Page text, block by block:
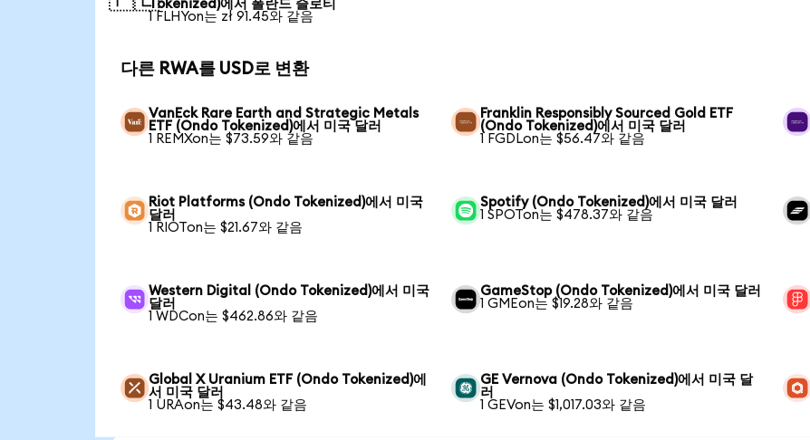
Tokenized)에서 폴란드 즐로티
1 FLHYon는 zł 91.45와 같음
다른 RWA를 USD로 변환
VanEck Rare Earth and Strategic Metals
ETF (Ondo Tokenized)에서 미국 달러
1 REMXon는 $73.59와 같음
Franklin Responsibly Sourced Gold ETF
(Ondo Tokenized)에서 미국 달러
1 FGDLon는 $56.47와 같음
Riot Platforms (Ondo Tokenized)에서 미국
달러
1 RIOTon는 $21.67와 같음
Spotify (Ondo Tokenized)에서 미국 달러
1 SPOTon는 $478.37와 같음
Western Digital (Ondo Tokenized)에서 미국
달러
1 WDCon는 $462.86와 같음
GameStop (Ondo Tokenized)에서 미국 달러
1 GMEon는 $19.28와 같음
Global X Uranium ETF (Ondo Tokenized)에
서 미국 달러
1 URAon는 $43.48와 같음
GE Vernova (Ondo Tokenized)에서 미국 달
러
1 GEVon는 $1,017.03와 같음